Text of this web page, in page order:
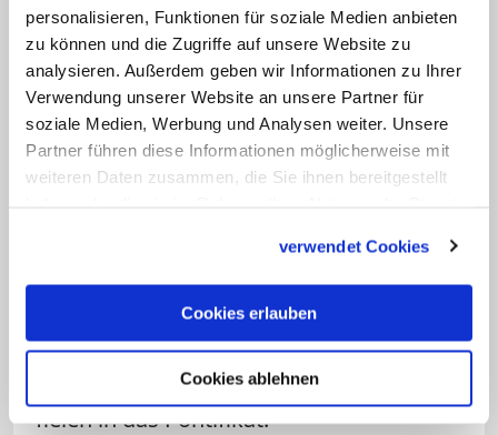
personalisieren, Funktionen für soziale Medien anbieten
zu können und die Zugriffe auf unsere Website zu
analysieren. Außerdem geben wir Informationen zu Ihrer
Verwendung unserer Website an unsere Partner für
soziale Medien, Werbung und Analysen weiter. Unsere
Partner führen diese Informationen möglicherweise mit
weiteren Daten zusammen, die Sie ihnen bereitgestellt
verwendet Cookies
Cookies erlauben
Cookies ablehnen
entschieden für die Wahrung der
katholischen Lehre ein. Nach dem Tod
Johannes Pauls II. wurde Ratzinger vom
Konklave schon im vierten Wahlgang
zum Papst gewählt und gab sich den
Namen Benedikt XVI. Seine Amtszeit war
versöhnliche Gesten in der Ökumene,
aber auch der weltweite
Missbrauchsskandal in der katholischen
Kirche und die schwierigen
Verhandlungen mit den Piusbrüdern
fielen in das Pontifikat.